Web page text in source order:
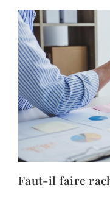
Faut-il faire